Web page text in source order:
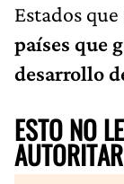
Estados
países que
desarrollo
ESTO NO